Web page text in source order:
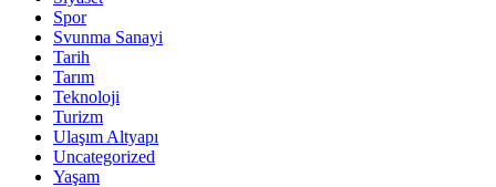
Spor
Svunma Sanayi
Tarih
Tarım
Teknoloji
Turizm
Ulaşım Altyapı
Uncategorized
Yaşam